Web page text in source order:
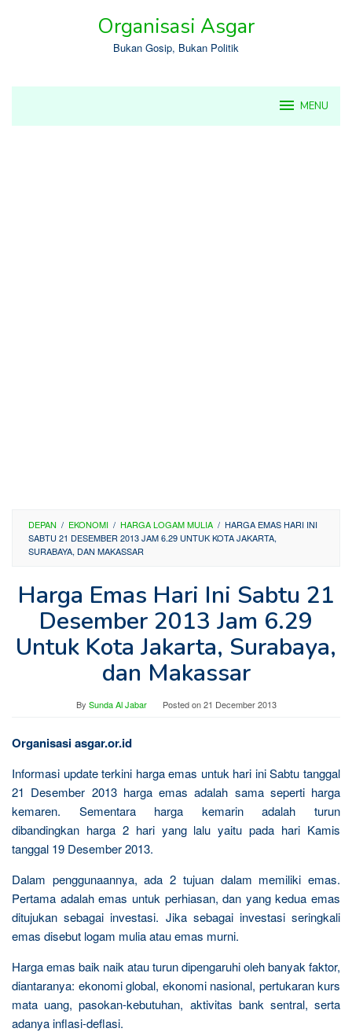
Organisasi Asgar
Bukan Gosip, Bukan Politik
MENU
DEPAN / EKONOMI / HARGA LOGAM MULIA / HARGA EMAS HARI INI
SABTU 21 DESEMBER 2013 JAM 6.29 UNTUK KOTA JAKARTA,
SURABAYA, DAN MAKASSAR
Harga Emas Hari Ini Sabtu 21
Desember 2013 Jam 6.29
Untuk Kota Jakarta, Surabaya,
dan Makassar
By Sunda Al Jabar Posted on21 December 2013
Organisasi asgar.or.id
Informasi update terkini harga emas untuk hari ini Sabtu tanggal
21 Desember 2013 harga emas adalah sama seperti harga
kemaren. Sementara harga kemarin adalah turun
dibandingkan harga 2 hari yang lalu yaitu pada hari Kamis
tanggal 19 Desember 2013.
Dalam penggunaannya, ada 2 tujuan dalam memiliki emas.
Pertama adalah emas untuk perhiasan, dan yang kedua emas
ditujukan sebagai investasi. Jika sebagai investasi seringkali
emas disebut logam mulia atau emas murni.
Harga emas baik naik atau turun dipengaruhi oleh banyak faktor,
diantaranya: ekonomi global, ekonomi nasional, pertukaran kurs
mata uang, pasokan-kebutuhan, aktivitas bank sentral, serta
adanya inflasi-deflasi.